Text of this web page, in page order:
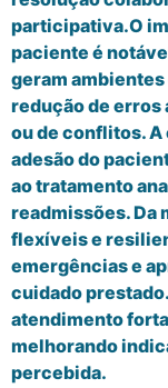
participativa.O
paciente é
geram
redução de erros
ou de conflitos. A
adesão do
ao tratamento
readmissões. Da
flexíveis e
emergências e
cuidado
atendimento
melhorando
percebida.